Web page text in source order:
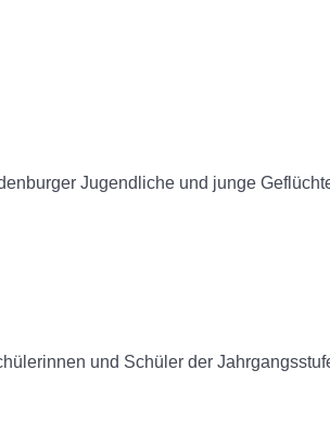
Jugendliche und junge
und Schüler der